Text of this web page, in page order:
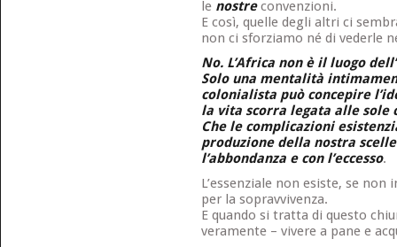
le nostreconvenzioni.
E così, quelle degli altri ci
non ci sforziamo né di vederle
No. L’Africa non è il luogo
Solo una mentalità
colonialista può concepire
la vita scorra legata alle sole
Che le complicazioni
produzione della nostra
l’abbondanza e con l’eccesso.
L’essenziale non esiste, se
per la sopravvivenza.
E quando si tratta di questo
veramente – vivere a pane e